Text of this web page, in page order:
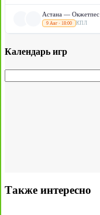
Астана — Окжетпес
9 Авг · 18:00 КПЛ
Календарь игр
Также интересно